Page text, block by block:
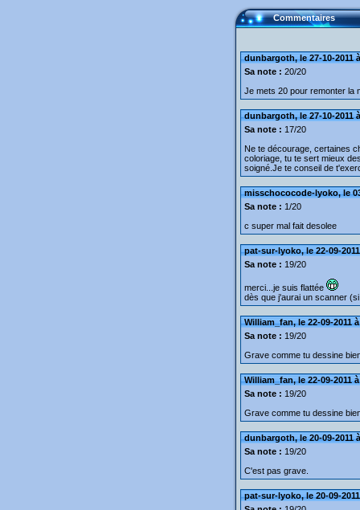
Commentaires
dunbargoth, le 27-10-2011
Sa note : 20/20
Je mets 20 pour remonter la
dunbargoth, le 27-10-2011
Sa note : 17/20
Ne te décourage, certaines
coloriage, tu te sert mieux
soigné.Je te conseil de
misschococode-lyoko, le
Sa note : 1/20
c super mal fait desolee
pat-sur-lyoko, le 22-09-
Sa note : 19/20
merci...je suis flattée
dès que j'aurai un scanner
William_fan, le 22-09-2011
Sa note : 19/20
Grave comme tu dessine
William_fan, le 22-09-2011
Sa note : 19/20
Grave comme tu dessine
dunbargoth, le 20-09-2011
Sa note : 19/20
C'est pas grave.
pat-sur-lyoko, le 20-09-